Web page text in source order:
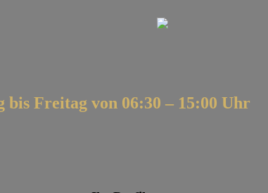
Freitag von 06:30 – 15:00 Uhr